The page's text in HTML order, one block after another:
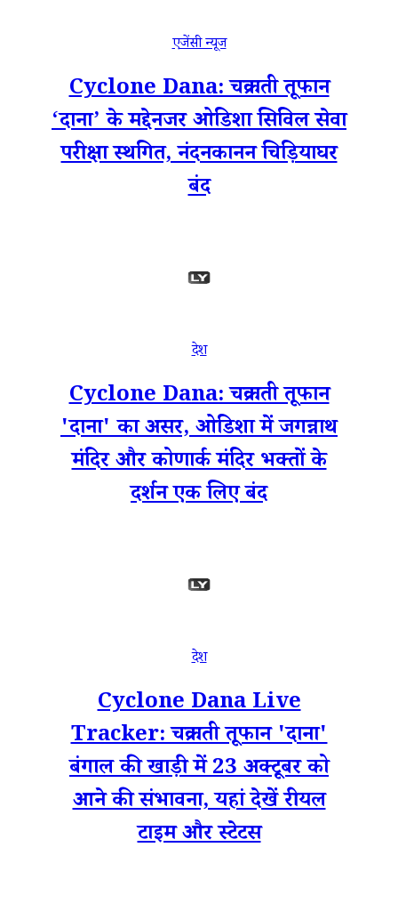
एजेंसी न्यूज
Cyclone Dana: चक्रवाती तूफान
‘दाना’ के मद्देनजर ओडिशा सिविल सेवा
परीक्षा स्थगित, नंदनकानन चिड़ियाघर
बंद
देश
Cyclone Dana: चक्रवाती तूफान
'दाना' का असर, ओडिशा में जगन्नाथ
मंदिर और कोणार्क मंदिर भक्तों के
दर्शन एक लिए बंद
देश
Cyclone Dana Live
Tracker: चक्रवाती तूफान 'दाना'
बंगाल की खाड़ी में 23 अक्टूबर को
आने की संभावना, यहां देखें रीयल
टाइम और स्टेटस